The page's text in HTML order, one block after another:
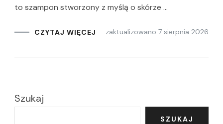
to szampon stworzony z myślą o skórze …
CZYTAJ WIĘCEJ zaktualizowano 7 sierpnia 2026
Szukaj
SZUKAJ